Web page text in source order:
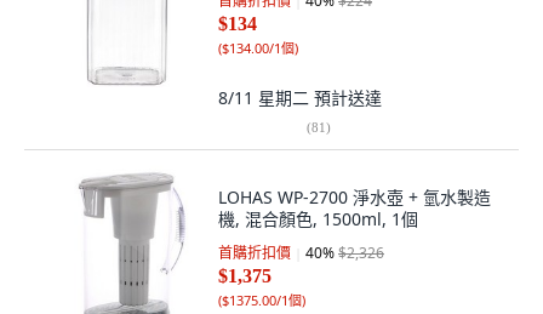
$134
($134.00/1個)
8/11 星期二 預計送達
(81)
LOHAS WP-2700 淨水壺 + 氫水製造
機, 混合顏色, 1500ml, 1個
首購折扣價 40%$2,326
$1,375
($1375.00/1個)